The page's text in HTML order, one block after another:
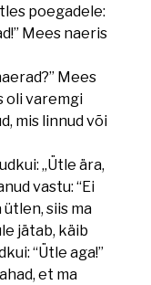
poegadele:
Mees naeris
Mees
oli varemgi
mis linnud või
„Ütle ära,
vastu: “Ei
ütlen, siis ma
jätab, käib
“Ütle aga!”
et ma